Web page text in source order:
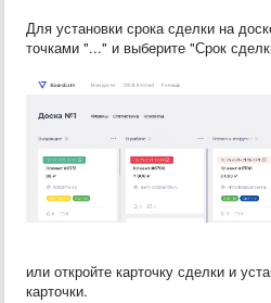
Для установки срока сделки на
точками "..." и выберите "Срок
или откройте карточку сделки и
карточки.